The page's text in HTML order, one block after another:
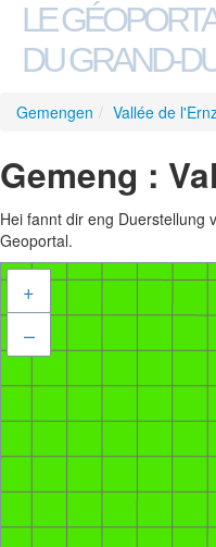
LE
DU GRAND-
Gemengen / Vallée de
Gemeng :
Hei fannt dir eng Duerstellung
Geoportal.
+
–